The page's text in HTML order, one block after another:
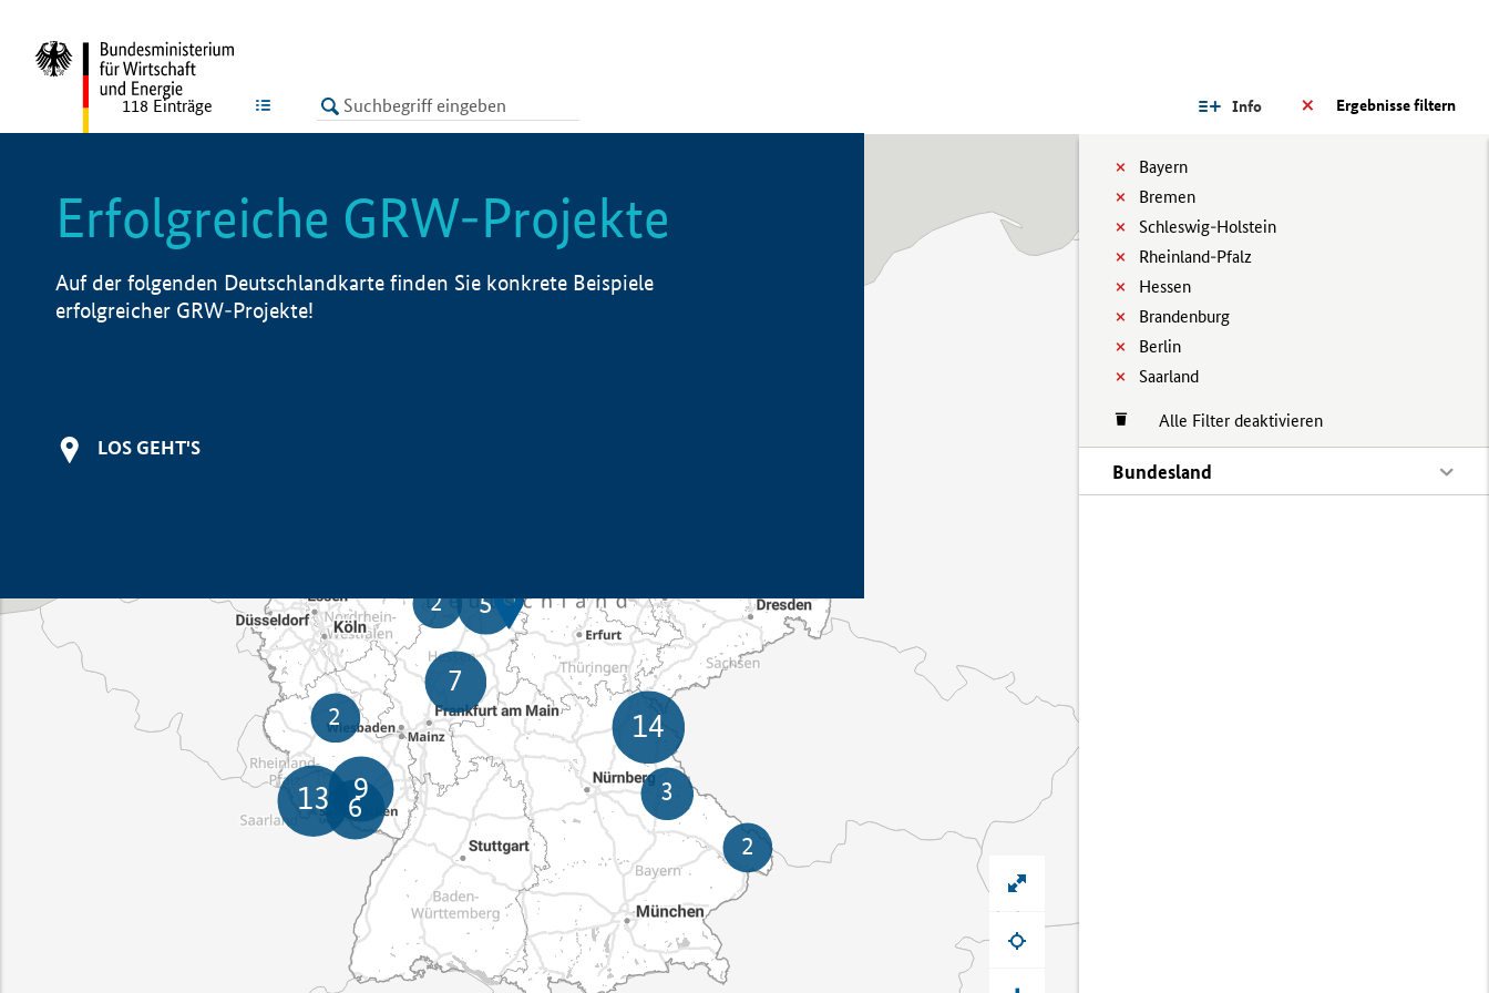
LISTE Ergebnisse filtern
Info
Bayern
Bremen
Schleswig-Holstein
Rheinland-Pfalz
Hessen
Brandenburg
Berlin
Saarland
Alle Filter deaktivieren
Bundesland
118 Einträge
Erfolgreiche GRW-Projekte
Auf der folgenden Deutschlandkarte finden Sie konkrete Beispiele
erfolgreicher GRW-Projekte!
LOS GEHT'S